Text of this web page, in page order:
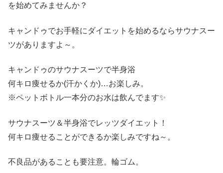
を始めてみませんか？
キャンドゥでお手軽にダイエットを始めるならサウナスー
ツがありますよ～。
キャンドゥのサウナスーツで半身浴
何キロ痩せるか(汗かくか)…お楽しみ。
※ペットボトル一本分のお水は飲んでます✨
サウナスーツ＆半身浴でレッツダイエット！
何キロ痩せることができるか楽しみですね～。
不良品があることも要注意。輪ゴム。